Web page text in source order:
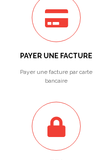
PAYER UNE FACTURE
Payer une facture par carte
bancaire